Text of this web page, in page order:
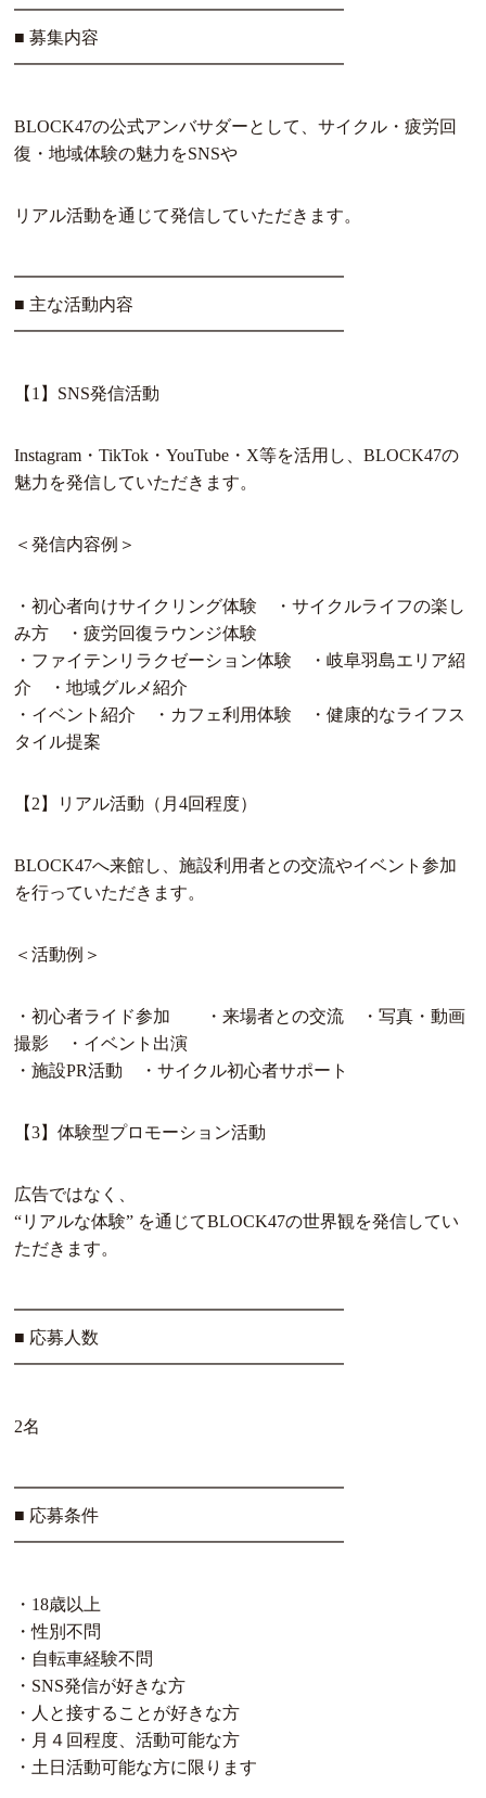
━━━━━━━━━━━━━━━━━━━
■ 募集内容
━━━━━━━━━━━━━━━━━━━
BLOCK47の公式アンバサダーとして、サイクル・疲労回
復・地域体験の魅力をSNSや
リアル活動を通じて発信していただきます。
━━━━━━━━━━━━━━━━━━━
■ 主な活動内容
━━━━━━━━━━━━━━━━━━━
【1】SNS発信活動
Instagram・TikTok・YouTube・X等を活用し、BLOCK47の
魅力を発信していただきます。
＜発信内容例＞
・初心者向けサイクリング体験 ・サイクルライフの楽し
み方 ・疲労回復ラウンジ体験
・ファイテンリラクゼーション体験 ・岐阜羽島エリア紹
介 ・地域グルメ紹介
・イベント紹介 ・カフェ利用体験 ・健康的なライフス
タイル提案
【2】リアル活動（月4回程度）
BLOCK47へ来館し、施設利用者との交流やイベント参加
を行っていただきます。
＜活動例＞
・初心者ライド参加 ・来場者との交流 ・写真・動画
撮影 ・イベント出演
・施設PR活動 ・サイクル初心者サポート
【3】体験型プロモーション活動
広告ではなく、
“リアルな体験” を通じてBLOCK47の世界観を発信してい
ただきます。
━━━━━━━━━━━━━━━━━━━
■ 応募人数
━━━━━━━━━━━━━━━━━━━
2名
━━━━━━━━━━━━━━━━━━━
■ 応募条件
━━━━━━━━━━━━━━━━━━━
・18歳以上
・性別不問
・自転車経験不問
・SNS発信が好きな方
・人と接することが好きな方
・月４回程度、活動可能な方
・土日活動可能な方に限ります